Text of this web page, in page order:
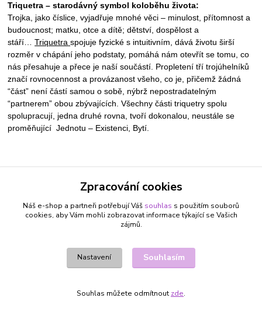
Triquetra – starodávný symbol koloběhu života:
Trojka, jako číslice, vyjadřuje mnohé věci – minulost, přítomnost a
budoucnost; matku, otce a dítě; dětství, dospělost a
stáří…Triquetra spojuje fyzické s intuitivním, dává životu širší
rozměr v chápání jeho podstaty, pomáhá nám otevřít se tomu, co
nás přesahuje a přece je naší součástí. Propletení tří trojúhelníků
značí rovnocennost a provázanost všeho, co je, přičemž žádná
“část” není částí samou o sobě, nýbrž nepostradatelným
“partnerem” obou zbývajících. Všechny části triquetry spolu
spolupracují, jedna druhé rovna, tvoří dokonalou, neustále se
proměňující Jednotu – Existenci, Bytí.
Zboží zařazeno v kategoriích
ŠPERKY A BIŽUTERIE
NÁUŠNICE
RAK 22.6. - 22.7.
LEV 23.7. - 22.8.
Zpracování cookies
Náš e-shop a partneři potřebují Váš souhlas s použitím souborů
cookies, aby Vám mohli zobrazovat informace týkající se Vašich
zájmů.
Nastavení Souhlasím
Souhlas můžete odmítnout zde.